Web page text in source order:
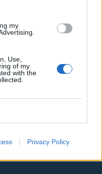
my
Use,
of my
with the
Privacy Policy